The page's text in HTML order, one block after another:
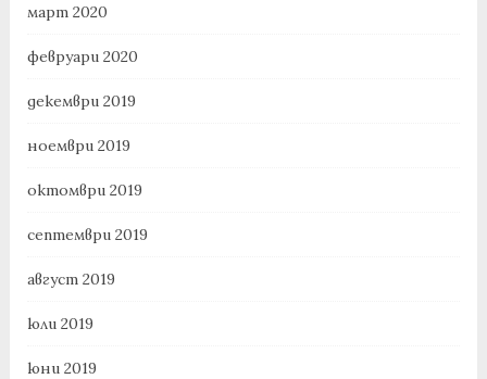
март 2020
февруари 2020
декември 2019
ноември 2019
октомври 2019
септември 2019
август 2019
юли 2019
юни 2019